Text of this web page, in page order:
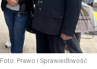
Foto: Prawo i Sprawiedliwość